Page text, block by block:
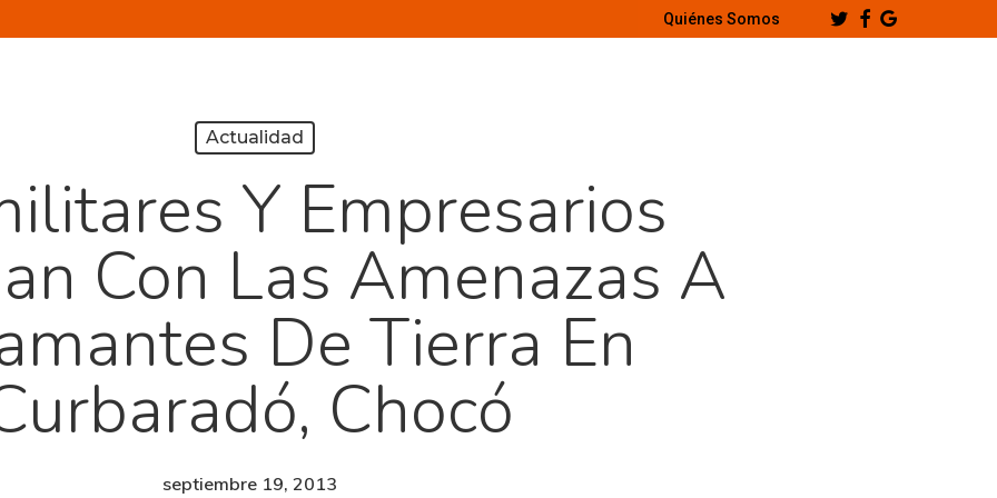
Quiénes Somos TwitterFacebook
Google-
Plus
Actualidad
Y Empresarios
Con Las Amenazas A
De Tierra En
Chocó
septiembre 19, 2013